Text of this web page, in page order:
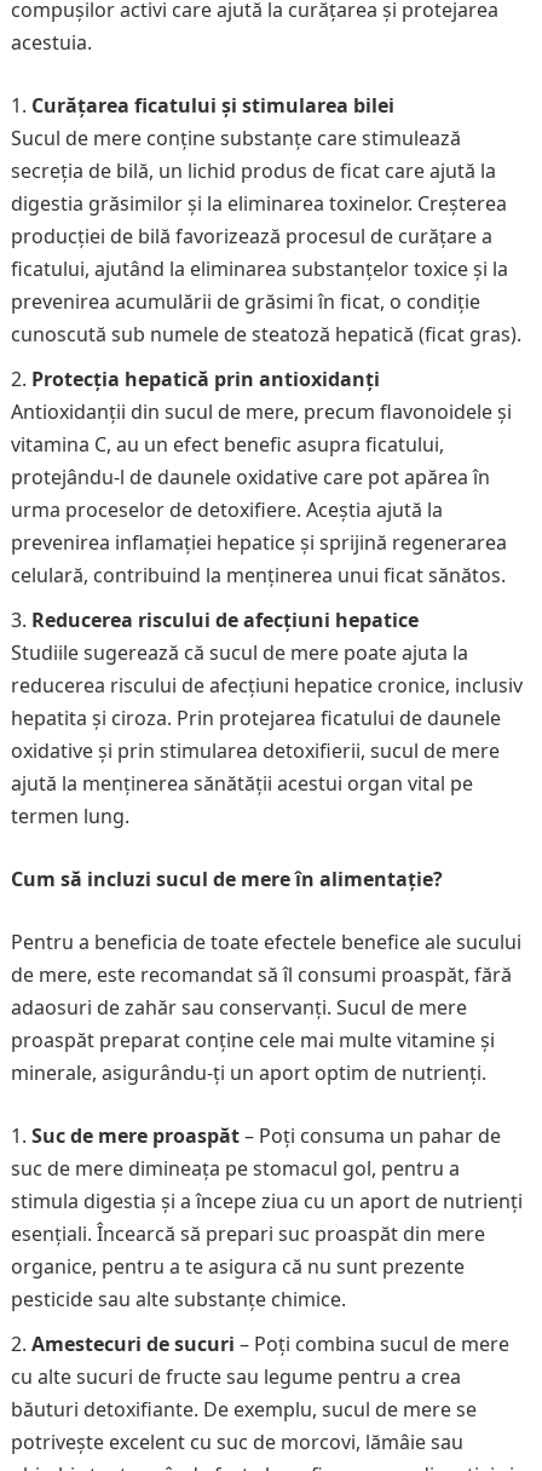
compușilor activi care ajută la curățarea și protejarea
acestuia.
Curățarea ficatului și stimularea bilei
Sucul de mere conține substanțe care stimulează
secreția de bilă, un lichid produs de ficat care ajută la
digestia grăsimilor și la eliminarea toxinelor. Creșterea
producției de bilă favorizează procesul de curățare a
ficatului, ajutând la eliminarea substanțelor toxice și la
prevenirea acumulării de grăsimi în ficat, o condiție
cunoscută sub numele de steatoză hepatică (ficat gras).
Protecția hepatică prin antioxidanți
Antioxidanții din sucul de mere, precum flavonoidele și
vitamina C, au un efect benefic asupra ficatului,
protejându-l de daunele oxidative care pot apărea în
urma proceselor de detoxifiere. Aceștia ajută la
prevenirea inflamației hepatice și sprijină regenerarea
celulară, contribuind la menținerea unui ficat sănătos.
Reducerea riscului de afecțiuni hepatice
Studiile sugerează că sucul de mere poate ajuta la
reducerea riscului de afecțiuni hepatice cronice, inclusiv
hepatita și ciroza. Prin protejarea ficatului de daunele
oxidative și prin stimularea detoxifierii, sucul de mere
ajută la menținerea sănătății acestui organ vital pe
termen lung.
Cum să incluzi sucul de mere în alimentație?
Pentru a beneficia de toate efectele benefice ale sucului
de mere, este recomandat să îl consumi proaspăt, fără
adaosuri de zahăr sau conservanți. Sucul de mere
proaspăt preparat conține cele mai multe vitamine și
minerale, asigurându-ți un aport optim de nutrienți.
Suc de mere proaspăt– Poți consuma un pahar de
suc de mere dimineața pe stomacul gol, pentru a
stimula digestia și a începe ziua cu un aport de nutrienți
esențiali. Încearcă să prepari suc proaspăt din mere
organice, pentru a te asigura că nu sunt prezente
pesticide sau alte substanțe chimice.
Amestecuri de sucuri – Poți combina sucul de mere
cu alte sucuri de fructe sau legume pentru a crea
băuturi detoxifiante. De exemplu, sucul de mere se
potrivește excelent cu suc de morcovi, lămâie sau